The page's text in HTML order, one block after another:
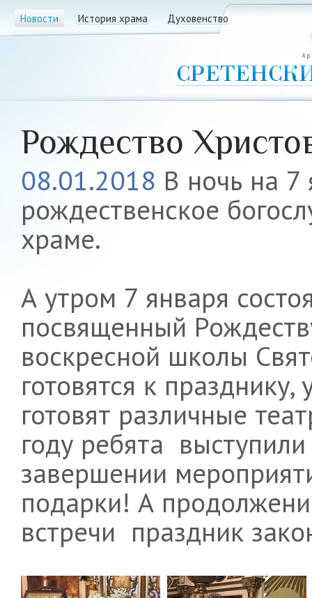
Новости История храма Духовенство
Рождество
08.01.2018 В ночь на
рождественское
храме.
А утром 7 января
посвященный
воскресной школы
готовятся к
готовят различные
году ребята
завершении
подарки! А
встречи праздник